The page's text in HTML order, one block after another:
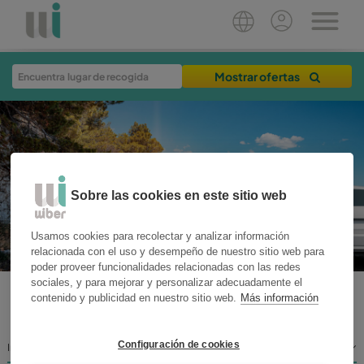
Mostrar ofertas
Inicio Experiencias de viajeConsejos al volanteRent Smart
Sobre las cookies en este sitio web
Usamos cookies para recolectar y analizar información
relacionada con el uso y desempeño de nuestro sitio web para
poder proveer funcionalidades relacionadas con las redes
sociales, y para mejorar y personalizar adecuadamente el
contenido y publicidad en nuestro sitio web.
Más información
Configuración de cookies